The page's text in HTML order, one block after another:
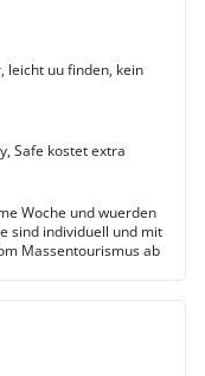
leicht uu finden, kein
Safe kostet extra
Woche und wuerden
sind individuell und mit
Massentourismus ab